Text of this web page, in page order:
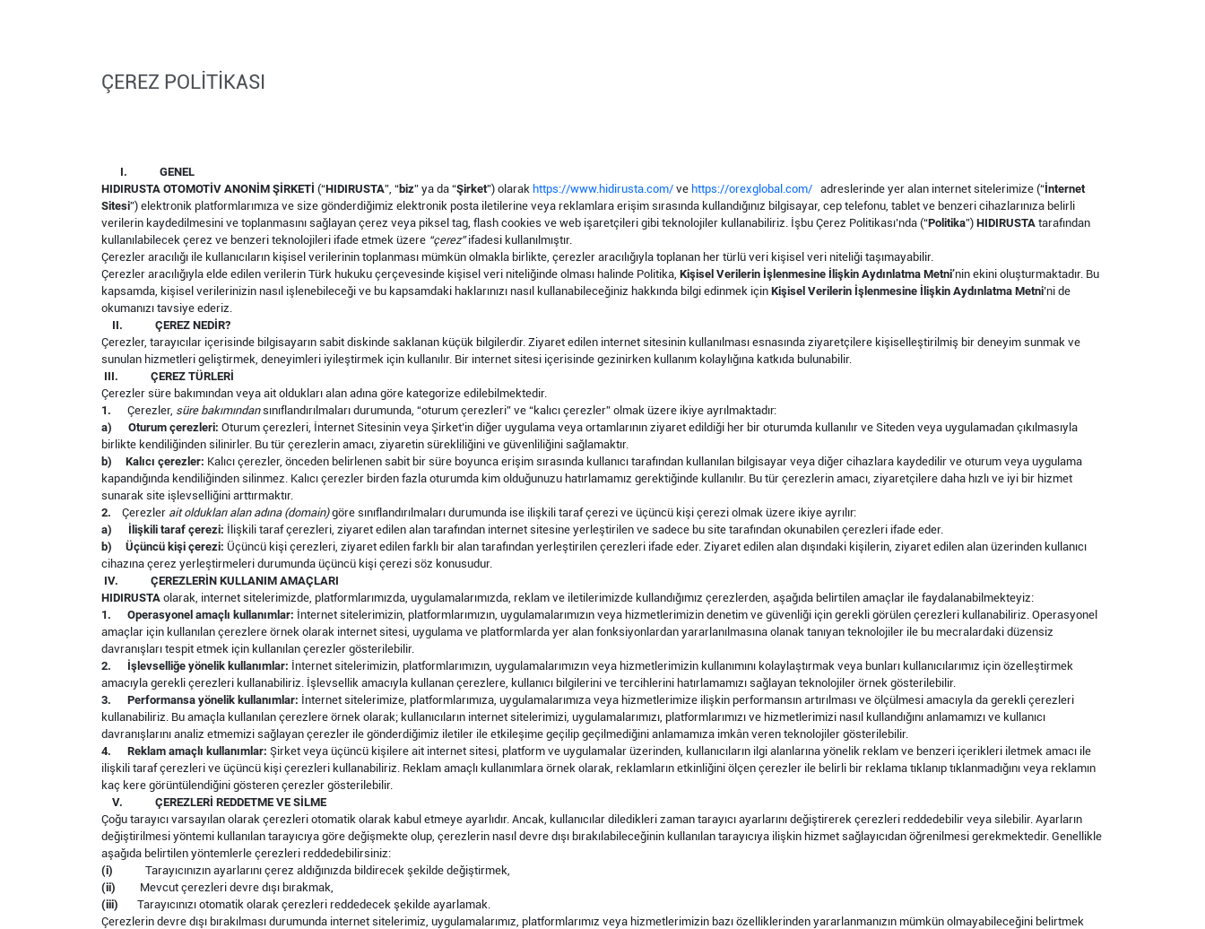
ÇEREZ POLİTİKASI
I. GENEL
HIDIRUSTA OTOMOTİV ANONİM ŞİRKETİ (“HIDIRUSTA”, “biz” ya da “Şirket”) olarak https://www.hidirusta.com/ ve https://orexglobal.com/ adreslerinde yer alan internet sitelerimize (“İnternet
Sitesi”) elektronik platformlarımıza ve size gönderdiğimiz elektronik posta iletilerine veya reklamlara erişim sırasında kullandığınız bilgisayar, cep telefonu, tablet ve benzeri cihazlarınıza belirli
verilerin kaydedilmesini ve toplanmasını sağlayan çerez veya piksel tag, flash cookies ve web işaretçileri gibi teknolojiler kullanabiliriz. İşbu Çerez Politikası’nda (“Politika”) HIDIRUSTA tarafından
kullanılabilecek çerez ve benzeri teknolojileri ifade etmek üzere “çerez”ifadesi kullanılmıştır.
Çerezler aracılığı ile kullanıcıların kişisel verilerinin toplanması mümkün olmakla birlikte, çerezler aracılığıyla toplanan her türlü veri kişisel veri niteliği taşımayabilir.
Çerezler aracılığıyla elde edilen verilerin Türk hukuku çerçevesinde kişisel veri niteliğinde olması halinde Politika, Kişisel Verilerin İşlenmesine İlişkin Aydınlatma Metni’nin ekini oluşturmaktadır. Bu
kapsamda, kişisel verilerinizin nasıl işlenebileceği ve bu kapsamdaki haklarınızı nasıl kullanabileceğiniz hakkında bilgi edinmek için Kişisel Verilerin İşlenmesine İlişkin Aydınlatma Metni’ni de
okumanızı tavsiye ederiz.
II. ÇEREZ NEDİR?
Çerezler, tarayıcılar içerisinde bilgisayarın sabit diskinde saklanan küçük bilgilerdir. Ziyaret edilen internet sitesinin kullanılması esnasında ziyaretçilere kişiselleştirilmiş bir deneyim sunmak ve
sunulan hizmetleri geliştirmek, deneyimleri iyileştirmek için kullanılır. Bir internet sitesi içerisinde gezinirken kullanım kolaylığına katkıda bulunabilir.
III. ÇEREZ TÜRLERİ
Çerezler süre bakımından veya ait oldukları alan adına göre kategorize edilebilmektedir.
1. Çerezler, süre bakımındansınıflandırılmaları durumunda, “oturum çerezleri” ve “kalıcı çerezler” olmak üzere ikiye ayrılmaktadır:
a) Oturum çerezleri: Oturum çerezleri, İnternet Sitesinin veya Şirket’in diğer uygulama veya ortamlarının ziyaret edildiği her bir oturumda kullanılır ve Siteden veya uygulamadan çıkılmasıyla
birlikte kendiliğinden silinirler. Bu tür çerezlerin amacı, ziyaretin sürekliliğini ve güvenliliğini sağlamaktır.
b) Kalıcı çerezler: Kalıcı çerezler, önceden belirlenen sabit bir süre boyunca erişim sırasında kullanıcı tarafından kullanılan bilgisayar veya diğer cihazlara kaydedilir ve oturum veya uygulama
kapandığında kendiliğinden silinmez. Kalıcı çerezler birden fazla oturumda kim olduğunuzu hatırlamamız gerektiğinde kullanılır. Bu tür çerezlerin amacı, ziyaretçilere daha hızlı ve iyi bir hizmet
sunarak site işlevselliğini arttırmaktır.
2. Çerezler ait oldukları alan adına (domain)göre sınıflandırılmaları durumunda ise ilişkili taraf çerezi ve üçüncü kişi çerezi olmak üzere ikiye ayrılır:
a) İlişkili taraf çerezi: İlişkili taraf çerezleri, ziyaret edilen alan tarafından internet sitesine yerleştirilen ve sadece bu site tarafından okunabilen çerezleri ifade eder.
b) Üçüncü kişi çerezi: Üçüncü kişi çerezleri, ziyaret edilen farklı bir alan tarafından yerleştirilen çerezleri ifade eder. Ziyaret edilen alan dışındaki kişilerin, ziyaret edilen alan üzerinden kullanıcı
cihazına çerez yerleştirmeleri durumunda üçüncü kişi çerezi söz konusudur.
IV. ÇEREZLERİN KULLANIM AMAÇLARI
HIDIRUSTA olarak, internet sitelerimizde, platformlarımızda, uygulamalarımızda, reklam ve iletilerimizde kullandığımız çerezlerden, aşağıda belirtilen amaçlar ile faydalanabilmekteyiz:
1. Operasyonel amaçlı kullanımlar: İnternet sitelerimizin, platformlarımızın, uygulamalarımızın veya hizmetlerimizin denetim ve güvenliği için gerekli görülen çerezleri kullanabiliriz. Operasyonel
amaçlar için kullanılan çerezlere örnek olarak internet sitesi, uygulama ve platformlarda yer alan fonksiyonlardan yararlanılmasına olanak tanıyan teknolojiler ile bu mecralardaki düzensiz
davranışları tespit etmek için kullanılan çerezler gösterilebilir.
2. İşlevselliğe yönelik kullanımlar: İnternet sitelerimizin, platformlarımızın, uygulamalarımızın veya hizmetlerimizin kullanımını kolaylaştırmak veya bunları kullanıcılarımız için özelleştirmek
amacıyla gerekli çerezleri kullanabiliriz. İşlevsellik amacıyla kullanan çerezlere, kullanıcı bilgilerini ve tercihlerini hatırlamamızı sağlayan teknolojiler örnek gösterilebilir.
3. Performansa yönelik kullanımlar: İnternet sitelerimize, platformlarımıza, uygulamalarımıza veya hizmetlerimize ilişkin performansın artırılması ve ölçülmesi amacıyla da gerekli çerezleri
kullanabiliriz. Bu amaçla kullanılan çerezlere örnek olarak; kullanıcıların internet sitelerimizi, uygulamalarımızı, platformlarımızı ve hizmetlerimizi nasıl kullandığını anlamamızı ve kullanıcı
davranışlarını analiz etmemizi sağlayan çerezler ile gönderdiğimiz iletiler ile etkileşime geçilip geçilmediğini anlamamıza imkân veren teknolojiler gösterilebilir.
4. Reklam amaçlı kullanımlar: Şirket veya üçüncü kişilere ait internet sitesi, platform ve uygulamalar üzerinden, kullanıcıların ilgi alanlarına yönelik reklam ve benzeri içerikleri iletmek amacı ile
ilişkili taraf çerezleri ve üçüncü kişi çerezleri kullanabiliriz. Reklam amaçlı kullanımlara örnek olarak, reklamların etkinliğini ölçen çerezler ile belirli bir reklama tıklanıp tıklanmadığını veya reklamın
kaç kere görüntülendiğini gösteren çerezler gösterilebilir.
V. ÇEREZLERİ REDDETME VE SİLME
Çoğu tarayıcı varsayılan olarak çerezleri otomatik olarak kabul etmeye ayarlıdır. Ancak, kullanıcılar diledikleri zaman tarayıcı ayarlarını değiştirerek çerezleri reddedebilir veya silebilir. Ayarların
değiştirilmesi yöntemi kullanılan tarayıcıya göre değişmekte olup, çerezlerin nasıl devre dışı bırakılabileceğinin kullanılan tarayıcıya ilişkin hizmet sağlayıcıdan öğrenilmesi gerekmektedir. Genellikle
aşağıda belirtilen yöntemlerle çerezleri reddedebilirsiniz:
(i) Tarayıcınızın ayarlarını çerez aldığınızda bildirecek şekilde değiştirmek,
(ii) Mevcut çerezleri devre dışı bırakmak,
(iii) Tarayıcınızı otomatik olarak çerezleri reddedecek şekilde ayarlamak.
Çerezlerin devre dışı bırakılması durumunda internet sitelerimiz, uygulamalarımız, platformlarımız veya hizmetlerimizin bazı özelliklerinden yararlanmanızın mümkün olmayabileceğini belirtmek